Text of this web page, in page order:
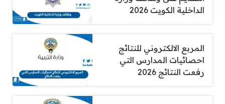
الداخلية الكويت 2026
المربع الالكتروني للنتائج
احصائيات المدارس التي
رفعت النتائج 2026